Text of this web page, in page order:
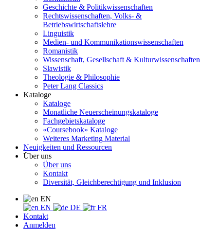
Geschichte & Politikwissenschaften
Rechtswissenschaften, Volks- &
Betriebswirtschaftslehre
Linguistik
Medien- und Kommunikationswissenschaften
Romanistik
Wissenschaft, Gesellschaft & Kulturwissenschaften
Slawistik
Theologie & Philosophie
Peter Lang Classics
Kataloge
Kataloge
Monatliche Neuerscheinungskataloge
Fachgebietskataloge
«Coursebook» Kataloge
Weiteres Marketing Material
Neuigkeiten und Ressourcen
Über uns
Über uns
Kontakt
Diversität, Gleichberechtigung und Inklusion
EN
EN
DE
FR
Kontakt
Anmelden